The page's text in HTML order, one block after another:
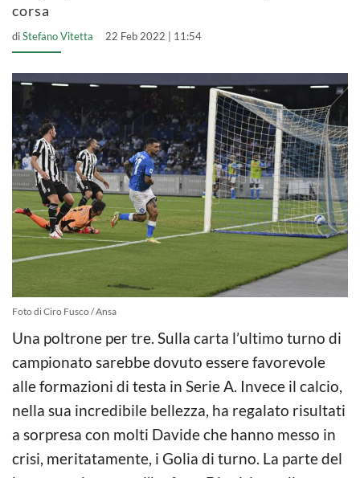
corsa
diStefano Vitetta 22 Feb 2022 | 11:54
Foto di Ciro Fusco / Ansa
Una poltrone per tre. Sulla carta l’ultimo turno di
campionato sarebbe dovuto essere favorevole
alle formazioni di testa in Serie A. Invece il calcio,
nella sua incredibile bellezza, ha regalato risultati
a sorpresa con molti Davide che hanno messo in
crisi, meritatamente, i Golia di turno. La parte del